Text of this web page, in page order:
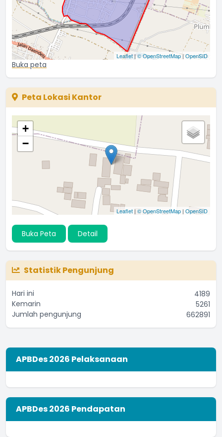
Leaflet|© OpenStreetMap|OpenSID
Buka peta
Peta Lokasi Kantor
+
−
Leaflet | © OpenStreetMap | OpenSID
Buka Peta Detail
Statistik Pengunjung
Hari ini
4189
Kemarin
5261
Jumlah pengunjung
662891
APBDes 2026 Pelaksanaan
APBDes 2026 Pendapatan